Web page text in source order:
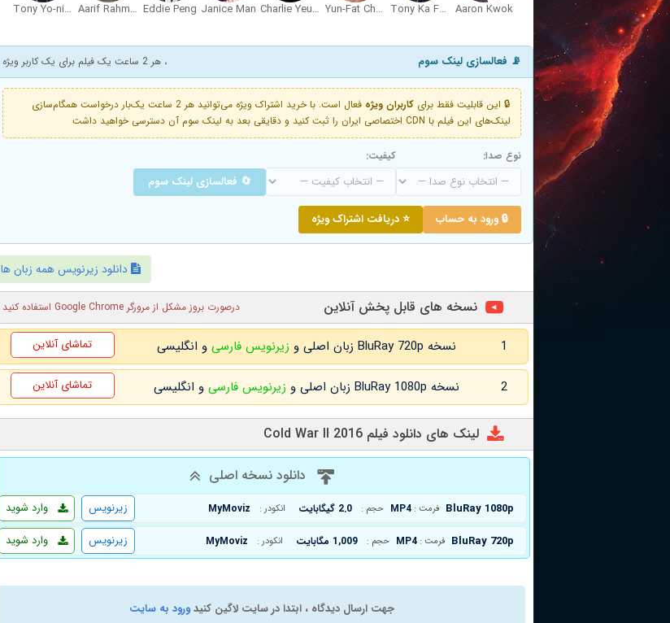
Aaron Kwok
Tony Ka Fai Leung
Yun-Fat Chow
Charlie Yeung
Janice Man
Eddie Peng
Aarif Rahman
Tony Yo-ning Yang
📡 فعالسازی لینک سوم ، هر 2 ساعت یک فیلم برای یک کاربر ویژه
🔒 این قابلیت فقط برای کاربران ویژه
فعال است. با خرید اشتراک ویژه می‌توانید هر 2 ساعت یک‌بار درخواست همگام‌سازی
لینک‌های این فیلم با CDN اختصاصی ایران را ثبت کنید و دقایقی بعد به لینک سوم آن دسترسی خواهید داشت
نوع صدا: کیفیت:
🔄 فعالسازی لینک سوم
🔒 ورود به حساب ⭐ دریافت اشتراک ویژه
دانلود زیرنویس همه زبان ها
نسخه های قابل پخش آنلاین درصورت بروز مشکل از مرورگر Google Chrome استفاده کنید
1 نسخه BluRay 720p زبان اصلی و زیرنویس فارسی و انگلیسی تماشای آنلاین
2 نسخه BluRay 1080p زبان اصلی و زیرنویس فارسی و انگلیسی تماشای آنلاین
لینک های دانلود فیلم Cold War II 2016
دانلود نسخه اصلی
BluRay 1080p فرمت : MP4 حجم : 2.0 گیگابایت انکودر : MyMoviz وارد شوید
زیرنویس
BluRay 720p فرمت : MP4 حجم : 1,009 مگابایت انکودر : MyMoviz وارد شوید زیرنویس
جهت ارسال دیدگاه ، ابتدا در سایت لاگین کنیدورود به سایت